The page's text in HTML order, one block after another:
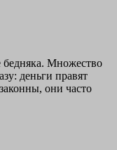
бедняка. Множество
деньги правят
они часто